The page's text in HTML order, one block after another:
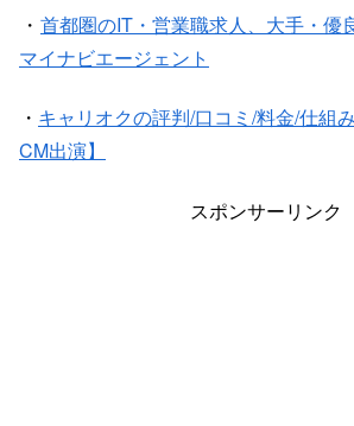
・ 首都圏のIT・営業職求人、大手・優
マイナビエージェント
・ キャリオクの評判/口コミ/料金/仕組
CM出演】
スポンサーリンク